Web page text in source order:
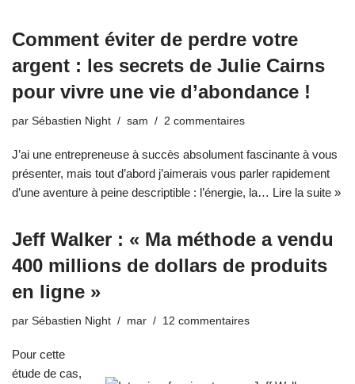
Comment éviter de perdre votre
argent : les secrets de Julie Cairns
pour vivre une vie d’abondance !
par Sébastien Night sam 2 commentaires
J’ai une entrepreneuse à succès absolument fascinante à vous
présenter, mais tout d’abord j’aimerais vous parler rapidement
d’une aventure à peine descriptible : l’énergie, la… Lire la suite »
Jeff Walker : « Ma méthode a vendu
400 millions de dollars de produits
en ligne »
par Sébastien Night mar 12 commentaires
Pour cette
étude de cas,